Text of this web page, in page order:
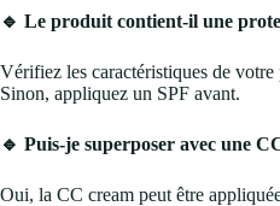
🔹 Le produit contient-il une
Vérifiez les caractéristiques de
Sinon, appliquez un SPF avant.
🔹 Puis-je superposer avec une
Oui, la CC cream peut être